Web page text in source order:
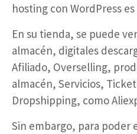
hosting con WordPress
En su tienda, se puede
almacén, digitales
Afiliado, Overselling,
almacén, Servicios,
Dropshipping, como
Sin embargo, para poder